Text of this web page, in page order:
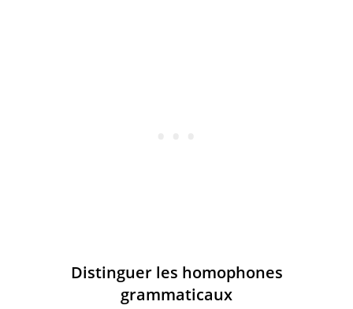
Distinguer les homophones
grammaticaux